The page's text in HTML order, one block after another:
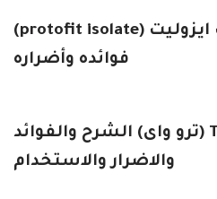
مكمل بروتوفيت ايزوليت (protofit isolate)
فوائده وأضراره
مكمل True whey (ترو واى) الشرح والفوائد
والاضرار والاستخدام